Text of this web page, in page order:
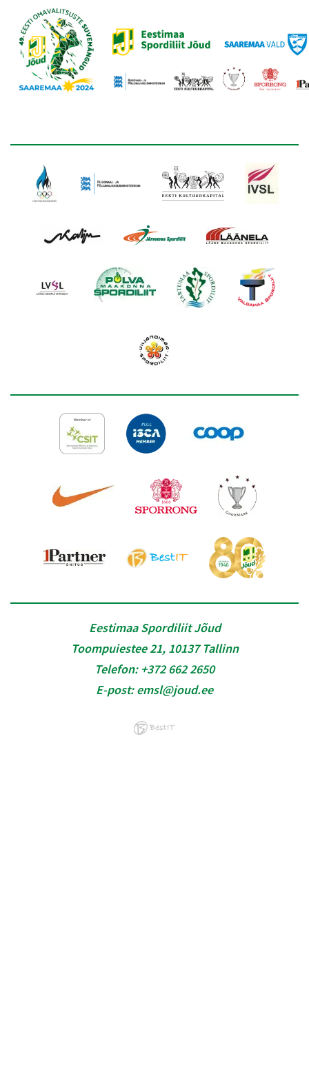
Eestimaa Spordiliit Jõud
Toompuiestee 21, 10137 Tallinn
Telefon: +372 662 2650
E-post:emsl@joud.ee